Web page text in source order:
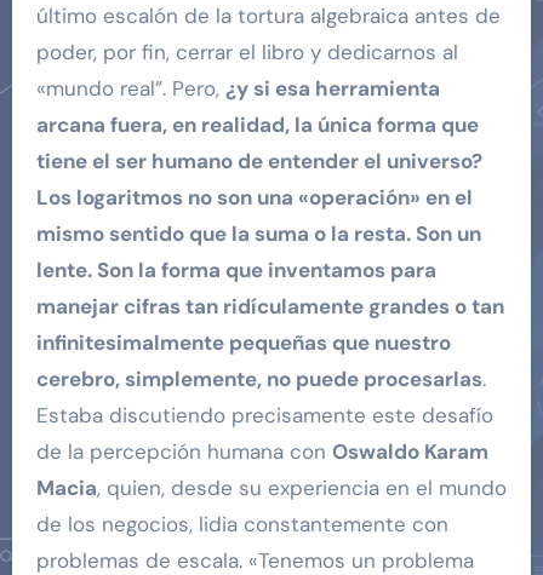
último escalón de la tortura algebraica antes de
poder, por fin, cerrar el libro y dedicarnos al
«mundo real”. Pero, ¿y si esa herramienta
arcana fuera, en realidad, la única forma que
tiene el ser humano de entender el universo?
Los logaritmos no son una «operación» en el
mismo sentido que la suma o la resta. Son un
lente. Son la forma que inventamos para
manejar cifras tan ridículamente grandes o tan
infinitesimalmente pequeñas que nuestro
cerebro, simplemente, no puede procesarlas.
Estaba discutiendo precisamente este desafío
de la percepción humana con Oswaldo Karam
Macia, quien, desde su experiencia en el mundo
de los negocios, lidia constantemente con
problemas de escala. «Tenemos un problema